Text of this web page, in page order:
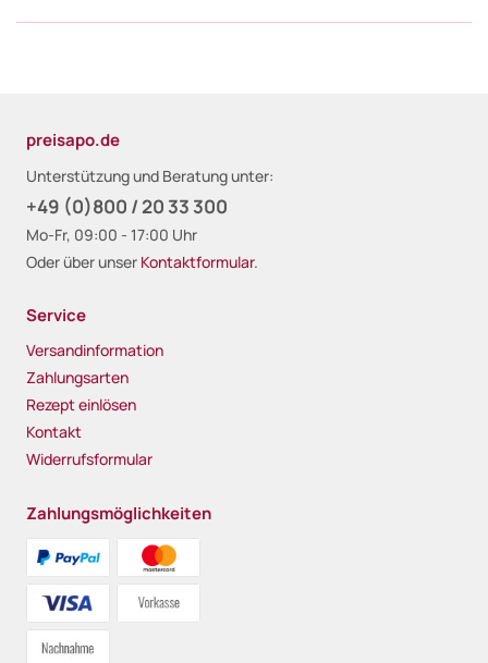
preisapo.de
Unterstützung und Beratung unter:
+49 (0)800 / 20 33 300
Mo-Fr, 09:00 - 17:00 Uhr
Oder über unser Kontaktformular.
Service
Versandinformation
Zahlungsarten
Rezept einlösen
Kontakt
Widerrufsformular
Zahlungsmöglichkeiten